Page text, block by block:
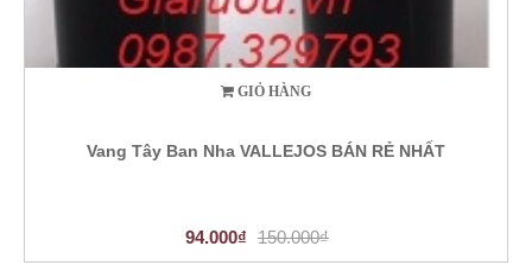
GIỎ HÀNG
Vang Tây Ban Nha VALLEJOS BÁN RẺ NHẤT
94.000₫ 150.000₫